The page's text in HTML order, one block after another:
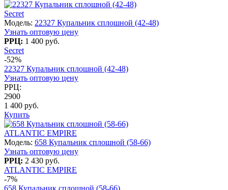
Secret
Модель: 22327 Купальник сплошной (42-48)
Узнать оптовую цену
РРЦ: 1 400 руб.
Secret
-52%
22327 Купальник сплошной (42-48)
Узнать оптовую цену
РРЦ:
2900
1 400 руб.
Купить
ATLANTIC EMPIRE
Модель: 658 Купальник сплошной (58-66)
Узнать оптовую цену
РРЦ: 2 430 руб.
ATLANTIC EMPIRE
-7%
658 Купальник сплошной (58-66)